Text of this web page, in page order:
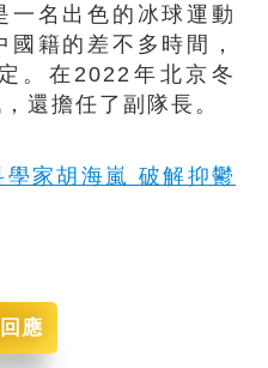
一名出色的冰球運動
籍的差不多時間，
。在2022年北京冬
還擔任了副隊長。
學家胡海嵐 破解抑鬱
應